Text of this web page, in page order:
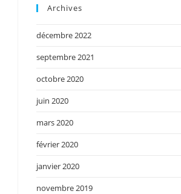
Archives
décembre 2022
septembre 2021
octobre 2020
juin 2020
mars 2020
février 2020
janvier 2020
novembre 2019